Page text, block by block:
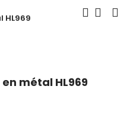
HL969
métal HL969